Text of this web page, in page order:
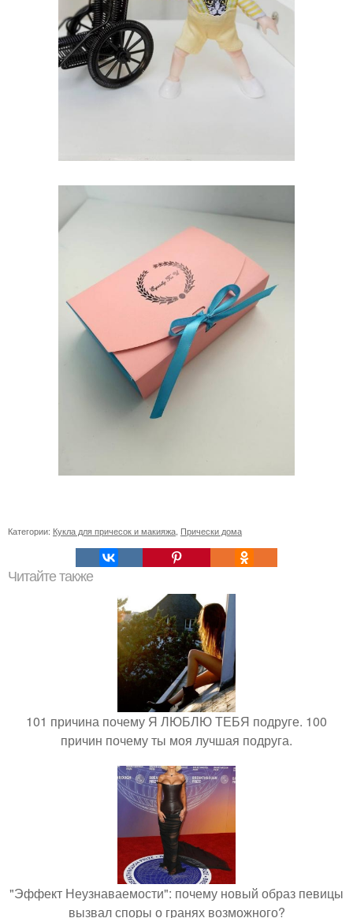
Категории: Кукла для причесок и макияжа Прически дома
Читайте также
101 причина почему Я ЛЮБЛЮ ТЕБЯ подруге. 100
причин почему ты моя лучшая подруга.
"Эффект Неузнаваемости": почему новый образ певицы
вызвал споры о гранях возможного?